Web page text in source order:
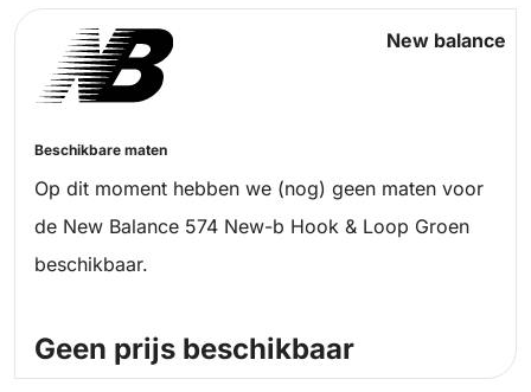
New balance
Beschikbare maten
Op dit moment hebben we (nog) geen maten voor
de New Balance 574 New-b Hook & Loop Groen
beschikbaar.
Geen prijs beschikbaar